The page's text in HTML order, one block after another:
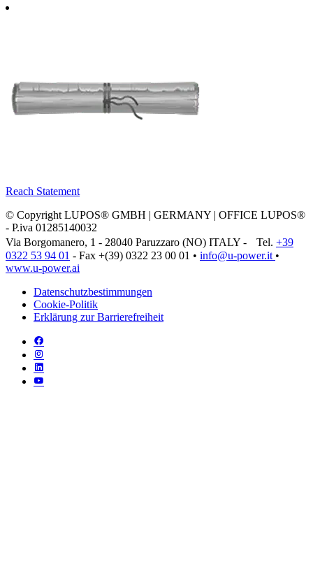
Reach Statement
© Copyright LUPOS® GMBH | GERMANY | OFFICE LUPOS®
- P.iva 01285140032
Via Borgomanero, 1 - 28040 Paruzzaro (NO) ITALY - Tel. +39
0322 53 94 01 - Fax +(39) 0322 23 00 01 • info@u‑power.it •
www.u‑power.ai
Datenschutzbestimmungen
Cookie-Politik
Erklärung zur Barrierefreiheit